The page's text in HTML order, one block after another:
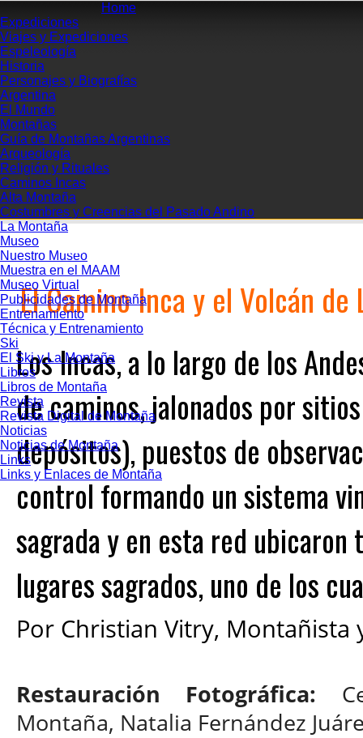
Home
Expediciones
Viajes y Expediciones
Espeleología
Historia
Personajes y Biografías
Argentina
El Mundo
Montañas
Guía de Montañas Argentinas
Arqueología
Religión y Rituales
Caminos Incas
Alta Montaña
Costumbres y Creencias del Pasado Andino
La Montaña
Museo
Nuestro Museo
Muestra en el MAAM
Museo Virtual
Publicidades de Montaña
Entrenamiento
Técnica y Entrenamiento
Ski
El Ski y La Montaña
Libros
Libros de Montaña
Revista
Revista Digital de Montaña
Noticias
Noticias de Montaña
Links
Links y Enlaces de Montaña
VOLVER A
El Camino Inca y el Volcán
Los Incas, a lo largo de los
de caminos, jalonados por
depósitos), puestos de
control formando un sistema
sagrada y en esta red
lugares sagrados, uno de los
Por Christian Vitry,
Restauración Fotográfica:
Montaña, Natalia Fernández